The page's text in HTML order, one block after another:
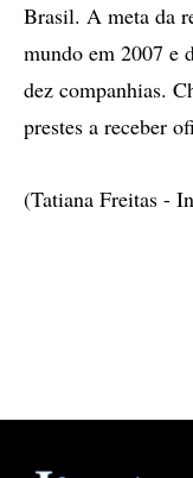
Brasil. A meta da
mundo em 2007 e
dez companhias.
prestes a receber
(Tatiana Freitas -